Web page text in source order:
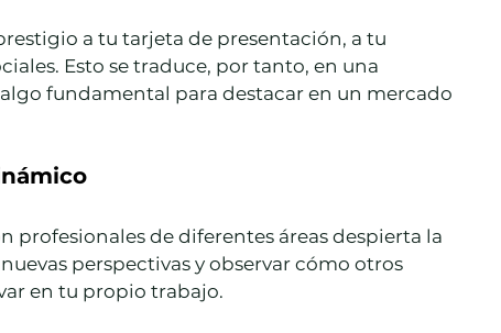
a tu tarjeta de presentación, a tu
Esto se traduce, por tanto, en una
fundamental para destacar en un mercado
profesionales de diferentes áreas despierta la
perspectivas y observar cómo otros
en tu propio trabajo.